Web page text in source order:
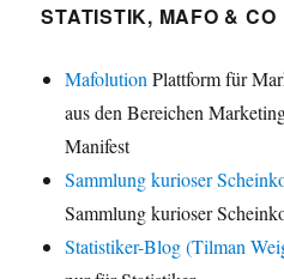
STATISTIK, MAFO & CO
Mafolution Plattform für
aus den Bereichen
Manifest
Sammlung kurioser
Sammlung kurioser
Statistiker-Blog (Tilman